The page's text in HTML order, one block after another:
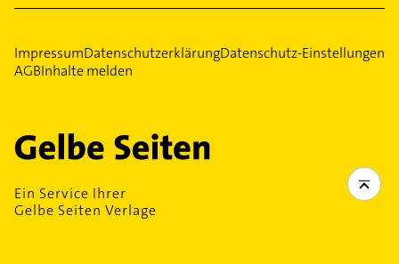
ImpressumDatenschutzerklärungDatenschutz-Einstellungen
AGBInhalte melden
Ein Service Ihrer
Gelbe Seiten Verlage